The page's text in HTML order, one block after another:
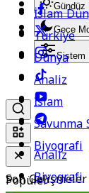
Gündüz
Gece
Sistem
Popüler
Analiz
Biyografi
İslam
Türkiye
Dünya
Analiz
İslam
Savunma
Biyografi
Son Gelişmeler